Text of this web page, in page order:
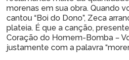
morenas em sua obra. Quando
cantou “Boi do Dono”, Zeca
plateia. É que a canção,
Coração do Homem-Bomba –
justamente com a palavra